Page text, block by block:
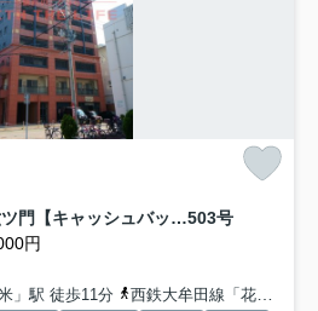
ルネッサンス21久留米六ツ門【キャッシュバック対象物件】503号
円
」駅 徒歩11分
西鉄大牟田線「花畑」駅 徒歩14分